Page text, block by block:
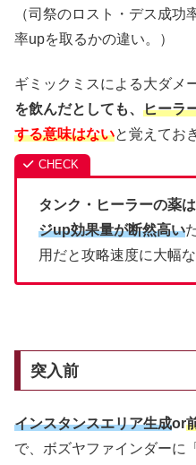
（司祭のロスト・デス成
率upを取るかの違い。）
ギミックミスによる大ダメ
を飲んだとしても、 ヒーラ
する意味はないと覚えてお
タンク・ヒーラーの薬は
ジup効果量が断然高い
用だと攻略速度に大幅
突入前
インスタンスエリア生成or
で、ボズヤファインダーに